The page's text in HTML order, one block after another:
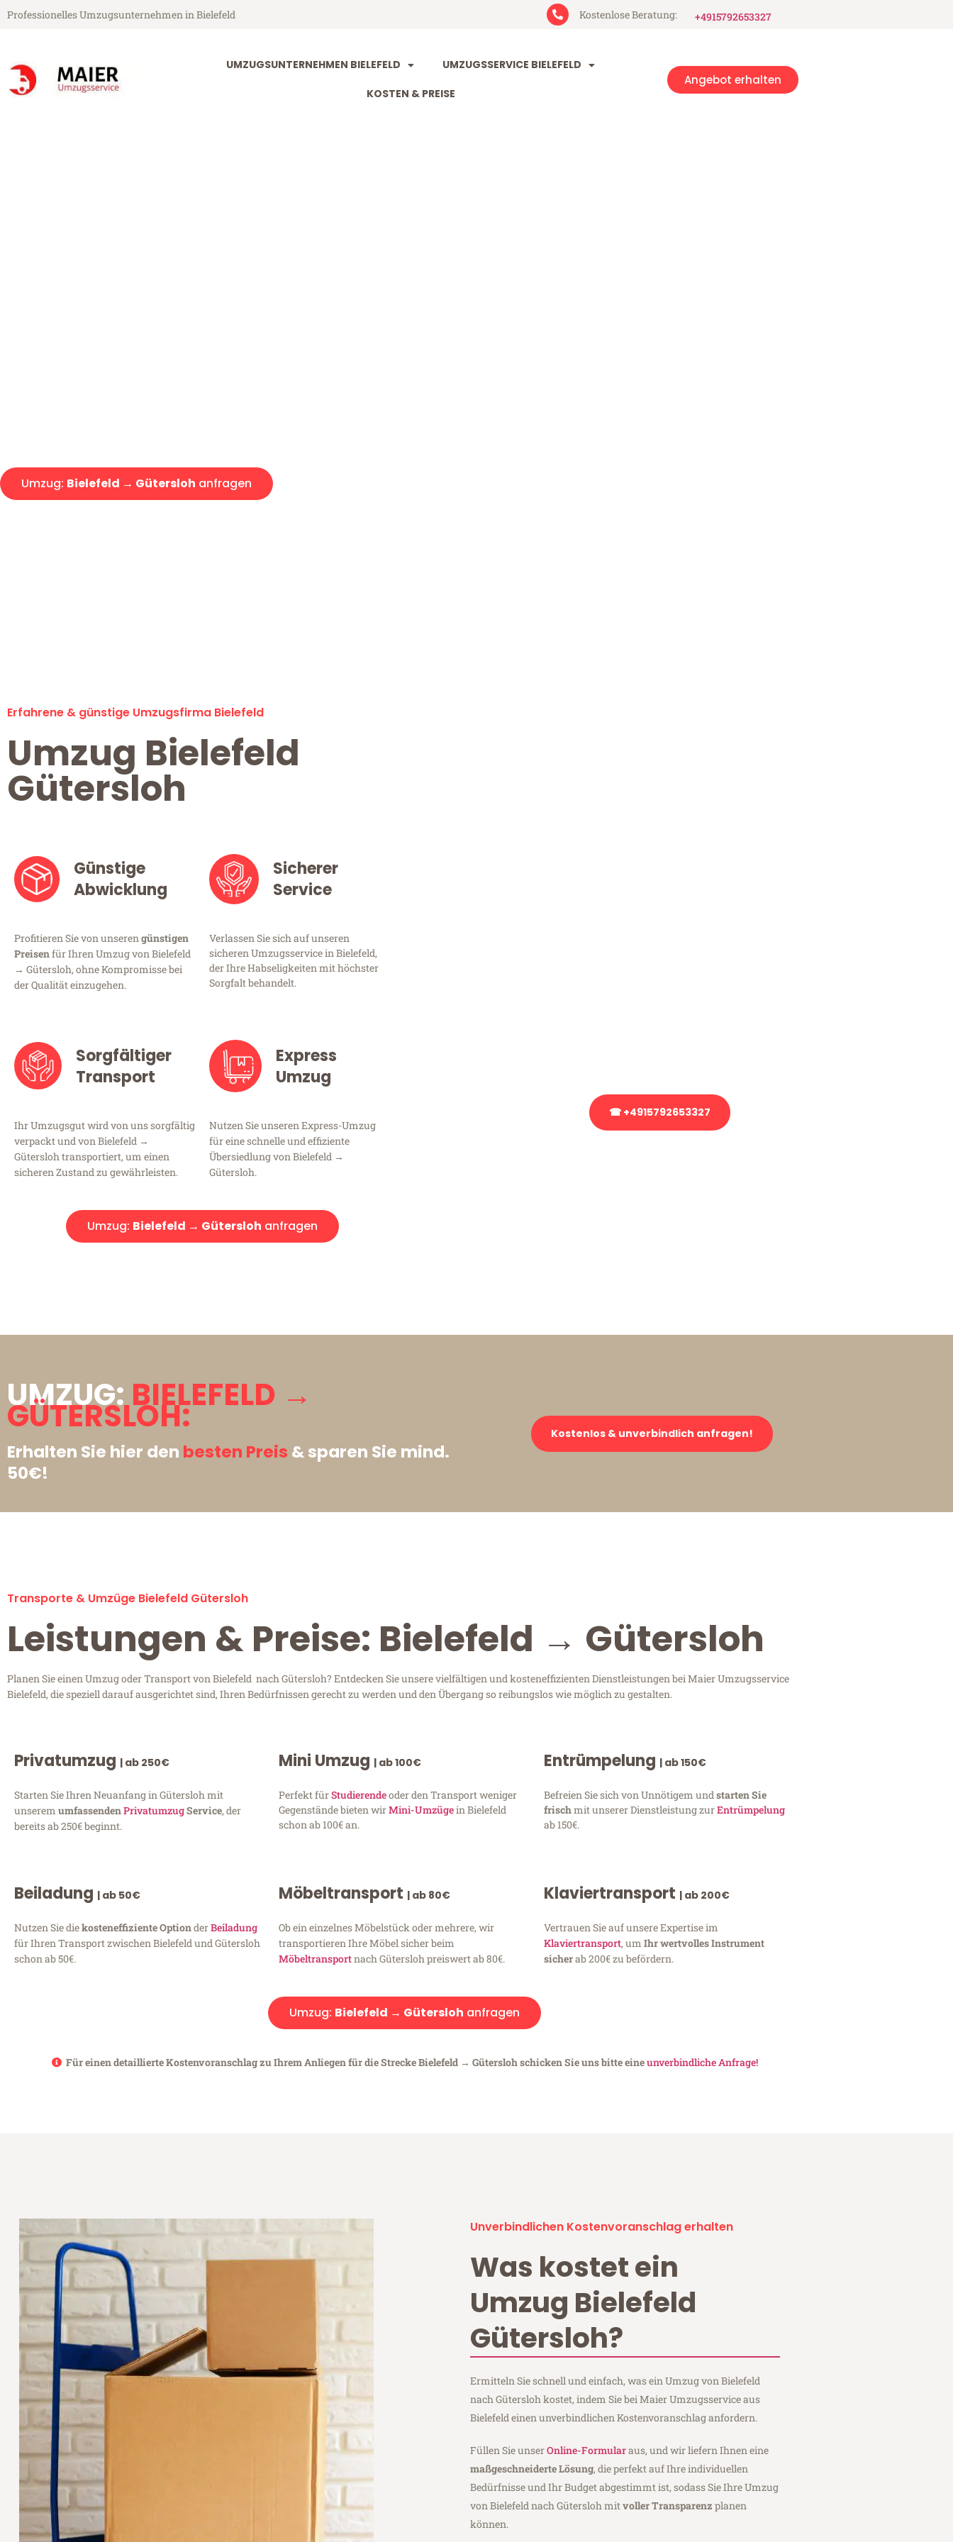
Professionelles Umzugsunternehmen in Bielefeld Kostenlose Beratung: +4915792653327
UMZUGSUNTERNEHMEN BIELEFELD UMZUGSSERVICE BIELEFELD
KOSTEN & PREISE
Angebot erhalten
Umzug: Bielefeld → Gütersloh anfragen
Erfahrene & günstige Umzugsfirma Bielefeld
Umzug Bielefeld
Gütersloh
Günstige
Abwicklung
Profitieren Sie von unserengünstigen
Preisenfür Ihren Umzug von Bielefeld
→ Gütersloh, ohne Kompromisse bei
der Qualität einzugehen.
Sicherer
Service
Verlassen Sie sich auf unseren
sicheren Umzugsservice in Bielefeld,
der Ihre Habseligkeiten mit höchster
Sorgfalt behandelt.
Sorgfältiger
Transport
Ihr Umzugsgut wird von uns sorgfältig
verpackt und von Bielefeld →
Gütersloh transportiert, um einen
sicheren Zustand zu gewährleisten.
Express
Umzug
Nutzen Sie unseren Express-Umzug
für eine schnelle und effiziente
Übersiedlung von Bielefeld →
Gütersloh.
Umzug: Bielefeld → Gütersloh anfragen
☎ +4915792653327
UMZUG:BIELEFELD →
GÜTERSLOH:
Erhalten Sie hier den besten Preis & sparen Sie mind.
50€!
Kostenlos & unverbindlich anfragen!
Transporte & Umzüge Bielefeld Gütersloh
Leistungen & Preise: Bielefeld → Gütersloh
Planen Sie einen Umzug oder Transport von Bielefeld nach Gütersloh? Entdecken Sie unsere vielfältigen und kosteneffizienten Dienstleistungen bei Maier Umzugsservice
Bielefeld, die speziell darauf ausgerichtet sind, Ihren Bedürfnissen gerecht zu werden und den Übergang so reibungslos wie möglich zu gestalten.
Privatumzug | ab 250€
Starten Sie Ihren Neuanfang in Gütersloh mit
unserem umfassendenPrivatumzugService, der
bereits ab 250€ beginnt.
Mini Umzug | ab 100€
Perfekt fürStudierendeoder den Transport weniger
Gegenstände bieten wirMini-Umzügein Bielefeld
schon ab 100€ an.
Entrümpelung | ab 150€
Befreien Sie sich von Unnötigem und starten Sie
frischmit unserer Dienstleistung zurEntrümpelung
ab 150€.
Beiladung | ab 50€
Nutzen Sie diekosteneffiziente OptionderBeiladung
für Ihren Transport zwischen Bielefeld und Gütersloh
schon ab 50€.
Möbeltransport | ab 80€
Ob ein einzelnes Möbelstück oder mehrere, wir
transportieren Ihre Möbel sicher beim
Möbeltransportnach Gütersloh preiswert ab 80€.
Klaviertransport | ab 200€
Vertrauen Sie auf unsere Expertise im
Klaviertransport, um Ihr wertvolles Instrument
sicherab 200€ zu befördern.
Umzug: Bielefeld → Gütersloh anfragen
Für einen detaillierte Kostenvoranschlag zu Ihrem Anliegen für die Strecke Bielefeld → Gütersloh schicken Sie uns bitte eineunverbindliche Anfrage!
Unverbindlichen Kostenvoranschlag erhalten
Was kostet ein
Umzug Bielefeld
Gütersloh?
Ermitteln Sie schnell und einfach, was ein Umzug von Bielefeld
nach Gütersloh kostet, indem Sie bei Maier Umzugsservice aus
Bielefeld einen unverbindlichen Kostenvoranschlag anfordern.
Füllen Sie unserOnline-Formularaus, und wir liefern Ihnen eine
maßgeschneiderte Lösung, die perfekt auf Ihre individuellen
Bedürfnisse und Ihr Budget abgestimmt ist, sodass Sie Ihre Umzug
von Bielefeld nach Gütersloh mitvoller Transparenz planen
können.